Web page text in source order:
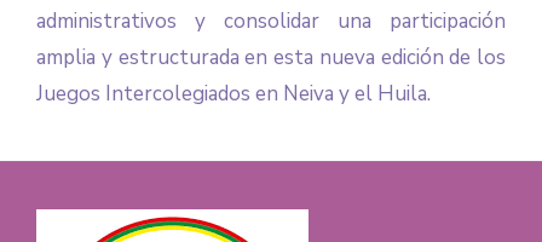
administrativos y consolidar una participación
amplia y estructurada en esta nueva edición de los
Juegos Intercolegiados en Neiva y el Huila.